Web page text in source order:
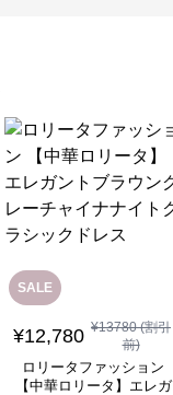
SALE
¥12,780 ¥13780(割引
前)
ロリータファッション
【中華ロリータ】エレガ